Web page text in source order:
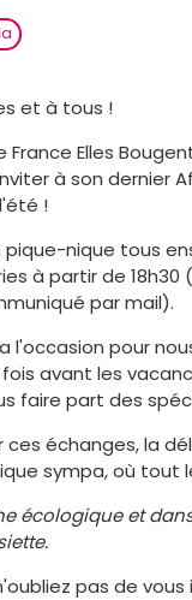
et à tous !
France Elles
à son dernier
!
pique-nique tous
à partir de 18h30
par mail).
l'occasion pour
avant les
faire part des
échanges, la
sympa, où
écologique et
pas de